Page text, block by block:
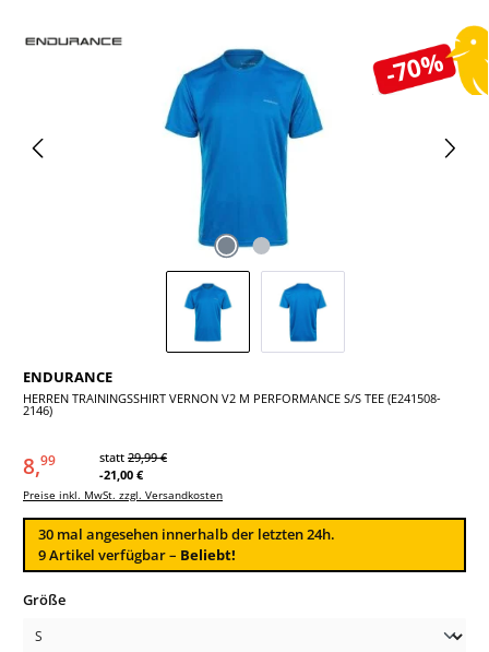
-70%
Bildergalerie überspringen
ENDURANCE
HERREN TRAININGSSHIRT VERNON V2 M PERFORMANCE S/S TEE (E241508-
2146)
8,99 statt 29,99 €
-21,00 €
Preise inkl. MwSt. zzgl. Versandkosten
30 mal angesehen innerhalb der letzten 24h.
9 Artikel verfügbar – Beliebt!
Größeauswählen